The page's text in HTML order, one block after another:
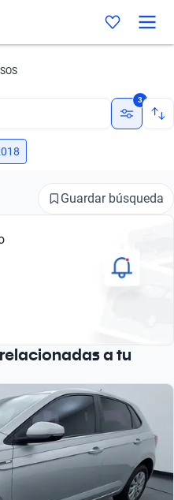
3
Guardar búsqueda
a tu